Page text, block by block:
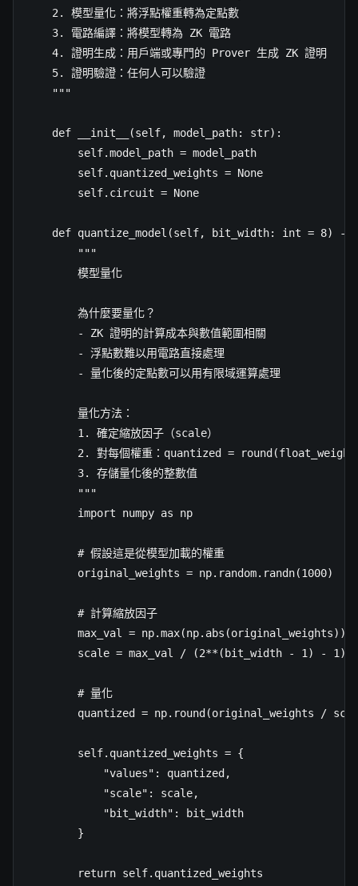
    2. 模型量化：將浮點權重轉為定點數
    3. 電路編譯：將模型轉為 ZK 電路
    4. 證明生成：用戶端或專門的 Prover 生成 ZK 證明
    5. 證明驗證：任何人可以驗證
    """
    def __init__(self, model_path: str):
        self.model_path = model_path
        self.quantized_weights = None
        self.circuit = None
def quantize_model(self, bit_width: int = 8) ->
        """
        模型量化
        為什麼要量化？
        - ZK 證明的計算成本與數值範圍相關
        - 浮點數難以用電路直接處理
        - 量化後的定點數可以用有限域運算處理
        量化方法：
        1. 確定縮放因子（scale）
2. 對每個權重：quantized =
        3. 存儲量化後的整數值
        """
        import numpy as np
        # 假設這是從模型加載的權重
original_weights = np.random.randn(1000)  #
        # 計算縮放因子
        max_val = np.max(np.abs(original_weights))
        scale = max_val / (2**(bit_width - 1) - 1)
        # 量化
quantized = np.round(original_weights /
        self.quantized_weights = {
            "values": quantized,
            "scale": scale,
            "bit_width": bit_width
        }
        return self.quantized_weights